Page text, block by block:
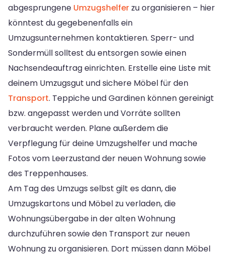
abgesprungene Umzugshelfer zu organisieren – hier
könntest du gegebenenfalls ein
Umzugsunternehmen kontaktieren. Sperr- und
Sondermüll solltest du entsorgen sowie einen
Nachsendeauftrag einrichten. Erstelle eine Liste mit
deinem Umzugsgut und sichere Möbel für den
Transport. Teppiche und Gardinen können gereinigt
bzw. angepasst werden und Vorräte sollten
verbraucht werden. Plane außerdem die
Verpflegung für deine Umzugshelfer und mache
Fotos vom Leerzustand der neuen Wohnung sowie
des Treppenhauses.
Am Tag des Umzugs selbst gilt es dann, die
Umzugskartons und Möbel zu verladen, die
Wohnungsübergabe in der alten Wohnung
durchzuführen sowie den Transport zur neuen
Wohnung zu organisieren. Dort müssen dann Möbel